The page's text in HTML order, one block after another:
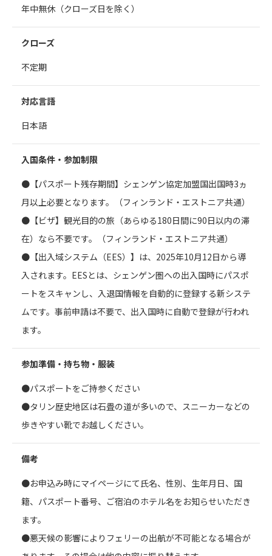
年中無休（クローズ日を除く）
クローズ
不定期
対応言語
日本語
入国条件・参加制限
●【パスポート残存期間】シェンゲン協定加盟国出国時3ヵ
月以上必要となります。（フィンランド・エストニア共通）
●【ビザ】観光目的の旅（あらゆる180日間に90日以内の滞
在）なら不要です。（フィンランド・エストニア共通）
●【出入域システム（EES）】は、2025年10月12日から導
入されます。EESとは、シェンゲン圏への出入国時にパスポ
ートをスキャンし、入退国情報を自動的に登録する新システ
ムです。事前申請は不要で、出入国時に自動で登録が行われ
ます。
参加準備・持ち物・服装
●パスポートをご持参ください
●タリン歴史地区は石畳の道が多いので、スニーカーなどの
歩きやすい靴でお越しください。
備考
●お申込み時にマイページにて氏名、性別、生年月日、国
籍、パスポート番号、ご宿泊のホテル名をお知らせいただき
ます。
●悪天候の影響によりフェリーの出航が不可能となる場合が